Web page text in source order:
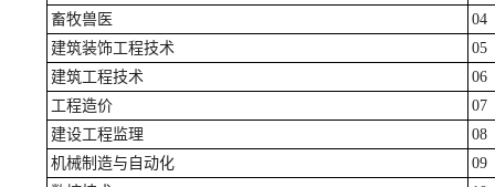
畜牧兽医
04
建筑装饰工程技术
05
建筑工程技术
06
工程造价
07
建设工程监理
08
机械制造与自动化
09